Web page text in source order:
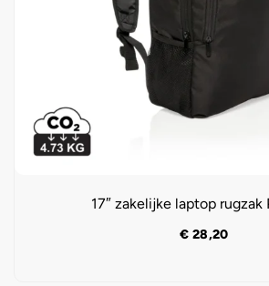
17″ zakelijke laptop rugzak
€ 28,20